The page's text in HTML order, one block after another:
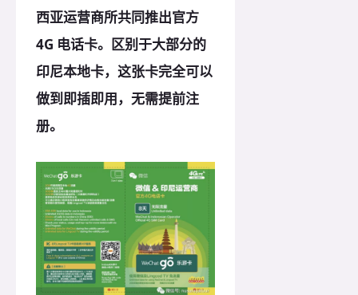
西亚运营商所共同推出官方
4G 电话卡。区别于大部分的
印尼本地卡，这张卡完全可以
做到即插即用，无需提前注
册。